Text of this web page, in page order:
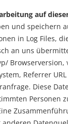
auf
und speichern
in Log Files,
an uns
Browserversion,
Referrer
Diese
Personen